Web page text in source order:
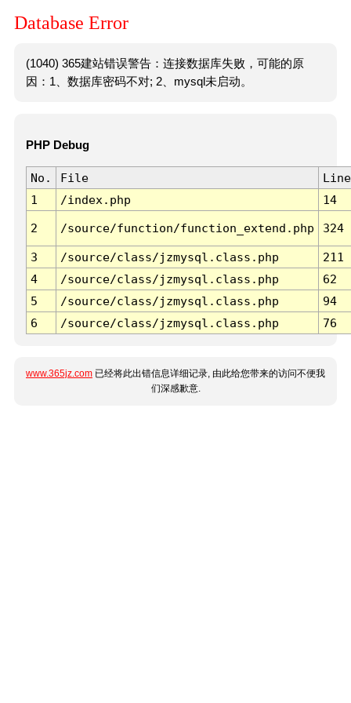
Database Error
(1040) 365建站错误警告：连接数据库失败，可能的原
因：1、数据库密码不对; 2、mysql未启动。
PHP Debug
No. File
Line
1
/index.php 14
2 /source/function/function_extend.php 324
3 /source/class/jzmysql.class.php
211
4
/source/class/jzmysql.class.php
62
5
/source/class/jzmysql.class.php
94
6
/source/class/jzmysql.class.php 76
www.365jz.com 已经将此出错信息详细记录, 由此给您带来的访问不便我
们深感歉意.